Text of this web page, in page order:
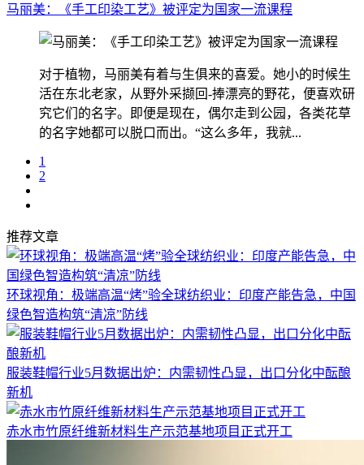
马丽美：《手工印染工艺》被评定为国家一流课程
对于植物，马丽美有着与生俱来的喜爱。她小的时候生
活在东北老家，从野外采撷回-捧漂亮的野花，便喜欢研
究它们的名字。即便是现在，偶尔走到公园，各类花草
的名字她都可以脱口而出。“这么多年，我就...
1
2
推荐文章
环球视角：极端高温“烤”验全球纺织业：印度产能告急，中国
绿色智造构筑“清凉”防线
服装鞋帽行业5月数据出炉：内需韧性凸显，出口分化中酝酿
新机
赤水市竹原纤维新材料生产示范基地项目正式开工